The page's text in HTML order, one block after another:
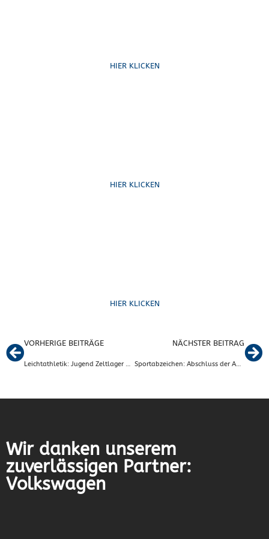
HIER KLICKEN
HIER KLICKEN
HIER KLICKEN
VORHERIGE BEITRÄGE
Leichtathletik: Jugend Zeltlager 2019
NÄCHSTER BEITRAG
Sportabzeichen: Abschluss der Abnahmen
Wir danken unserem
zuverlässigen Partner:
Volkswagen